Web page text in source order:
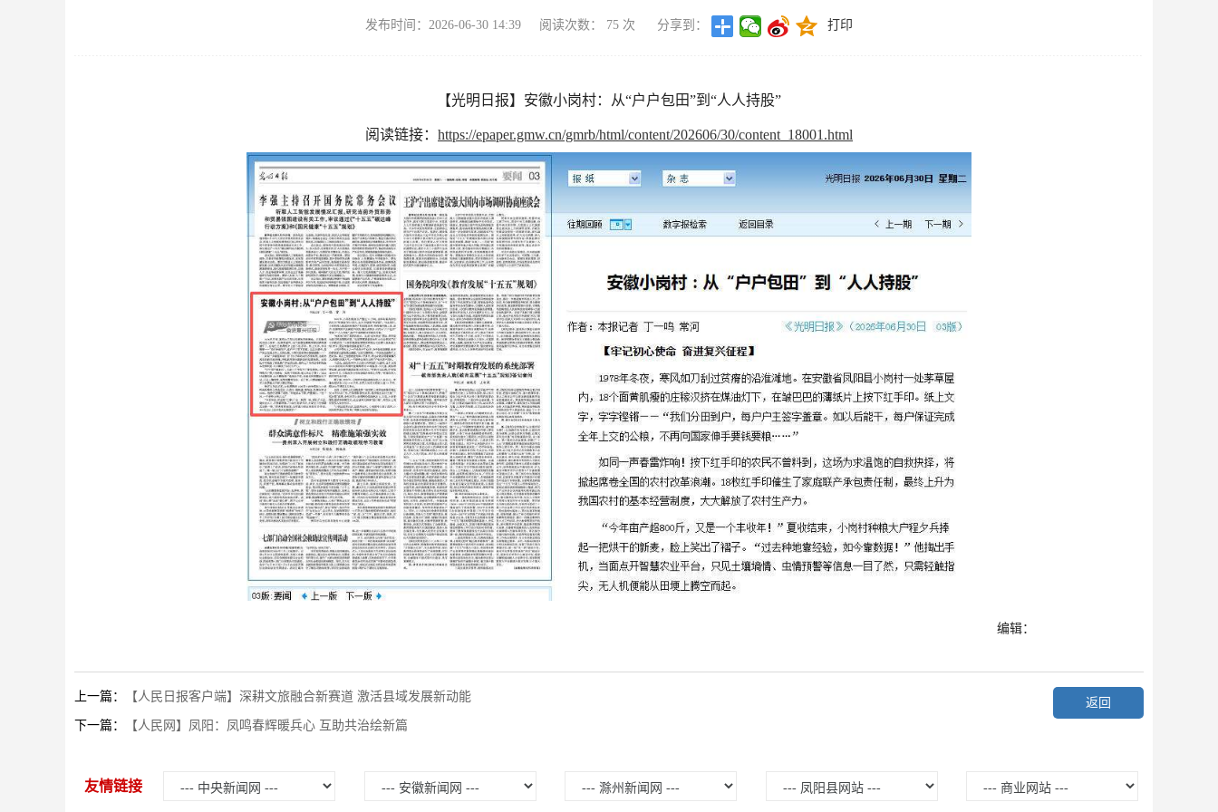
发布时间：2026-06-30 14:39 阅读次数： 75 次 分享到： 打印
【光明日报】安徽小岗村：从“户户包田”到“人人持股”
阅读链接： https://epaper.gmw.cn/gmrb/html/content/202606/30/content_18001.html
编辑：
返回
上一篇： 【人民日报客户端】深耕文旅融合新赛道 激活县域发展新动能
下一篇： 【人民网】凤阳：凤鸣春辉暖兵心 互助共治绘新篇
友情链接